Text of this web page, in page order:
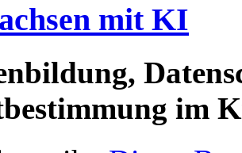
mit KI
im